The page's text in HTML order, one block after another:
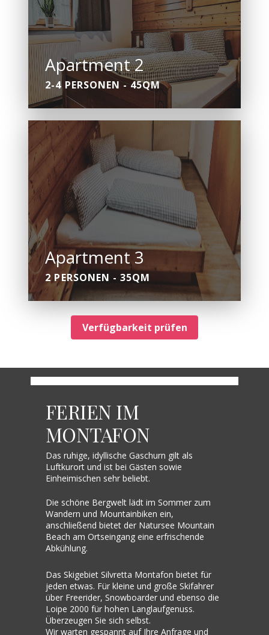
Apartment 2
2-4 PERSONEN - 45QM
Apartment 3
2 PERSONEN - 35QM
Verfügbarkeit prüfen
FERIEN IM
MONTAFON
Das ruhige, idyllische Gaschurn gilt als
Luftkurort und ist bei Gästen sowie
Einheimischen sehr beliebt.
Die schöne Bergwelt lädt im Sommer zum
Wandern und Mountainbiken ein,
anschließend bietet der Natursee Mountain
Beach am Ortseingang eine erfrischende
Abkühlung.
Das Skigebiet Silvretta Montafon bietet für
jeden etwas. Für kleine und große Skifahrer
über Freerider, Snowboarder und ebenso die
Loipe 2000 für hohen Langlaufgenuss.
Überzeugen Sie sich selbst.
Wir warten gespannt auf Ihre Anfrage und